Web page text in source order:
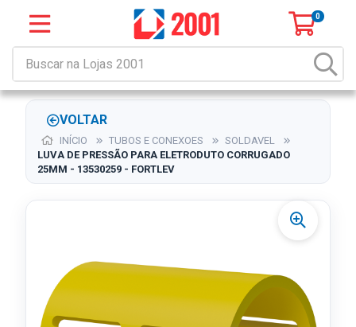
0
VOLTAR
INÍCIO TUBOS E CONEXOES
SOLDAVEL
LUVA DE PRESSÃO PARA ELETRODUTO CORRUGADO
25MM - 13530259 - FORTLEV